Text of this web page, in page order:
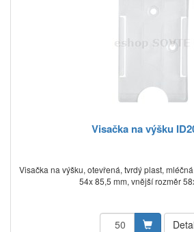
Visačka na výšku
Visačka na výšku, otevřená, tvrdý plast,
54x 85,5 mm, vnější rozměr